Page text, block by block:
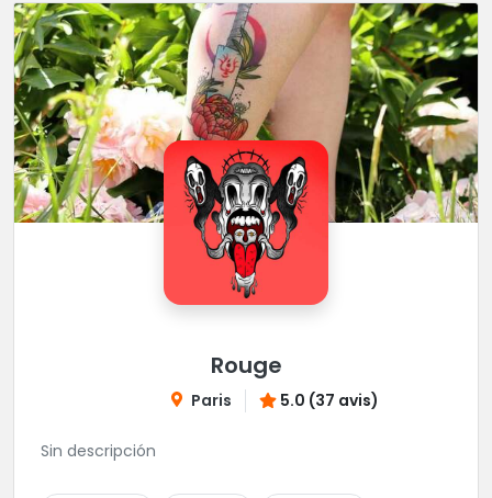
Rouge
Paris 5.0 (37 avis)
Sin descripción